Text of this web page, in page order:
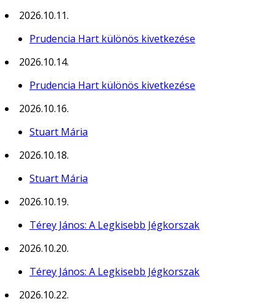
2026.10.11.
Prudencia Hart különös kivetkezése
2026.10.14.
Prudencia Hart különös kivetkezése
2026.10.16.
Stuart Mária
2026.10.18.
Stuart Mária
2026.10.19.
Térey János: A Legkisebb Jégkorszak
2026.10.20.
Térey János: A Legkisebb Jégkorszak
2026.10.22.